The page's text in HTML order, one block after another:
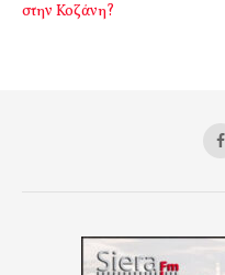
στην Κοζάνη?